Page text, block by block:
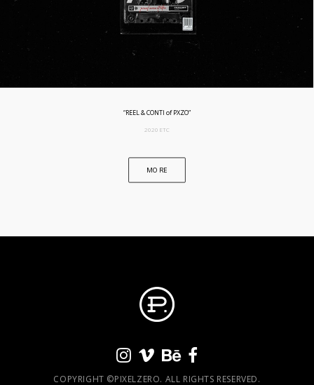
“REEL & CONTI of PXZO”
2020 ETC
MORE
COPYRIGHT ©PIXELZERO. ALL RIGHTS RESERVED.